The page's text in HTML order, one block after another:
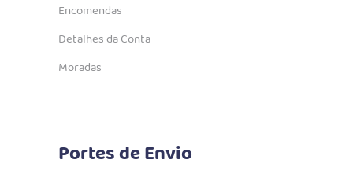
Encomendas
Detalhes da Conta
Moradas
Portes de Envio